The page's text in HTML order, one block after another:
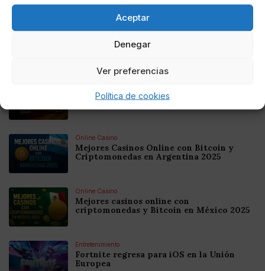
Aceptar
Denegar
Ver preferencias
Política de cookies
@IkonoMultimedia
Mejores Cripto Casinos Online en
Colombia 2025: Bitcoin Casinos
Online Casino
Mejores Casinos Online con Bitcoin y
Criptomonedas en Argentina 2025
Online Casino
Mejores casinos online con
criptomonedas y Bitcoin en México 2025
Entretenimiento
Fortnite regresa para iOS en la Unión
Europea